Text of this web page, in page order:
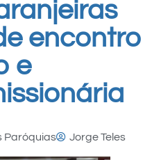
encontro
e
Paróquias Jorge Teles